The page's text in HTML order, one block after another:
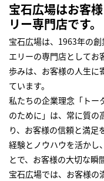
宝石広場はお客
リー専門店です。
宝石広場は、1963年の
エリーの専門店としてお
歩みは、お客様の人生に
ています。
私たちの企業理念「トー
のために」は、常に質の
り、お客様の信頼と満足
経験とノウハウを活かし
とで、お客様の大切な瞬
宝石広場では、お客様の